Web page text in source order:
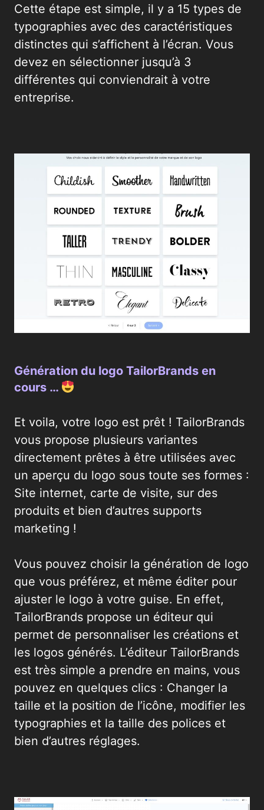
Cette étape est simple, il y a 15 types de
typographies avec des caractéristiques
distinctes qui s’affichent à l’écran. Vous
devez en sélectionner jusqu’à 3
différentes qui conviendrait à votre
entreprise.
Génération du logo TailorBrands en
cours …
Et voila, votre logo est prêt ! TailorBrands
vous propose plusieurs variantes
directement prêtes à être utilisées avec
un aperçu du logo sous toute ses formes :
Site internet, carte de visite, sur des
produits et bien d’autres supports
marketing !
Vous pouvez choisir la génération de logo
que vous préférez, et même éditer pour
ajuster le logo à votre guise. En effet,
TailorBrands propose un éditeur qui
permet de personnaliser les créations et
les logos générés. L’éditeur TailorBrands
est très simple a prendre en mains, vous
pouvez en quelques clics : Changer la
taille et la position de l’icône, modifier les
typographies et la taille des polices et
bien d’autres réglages.